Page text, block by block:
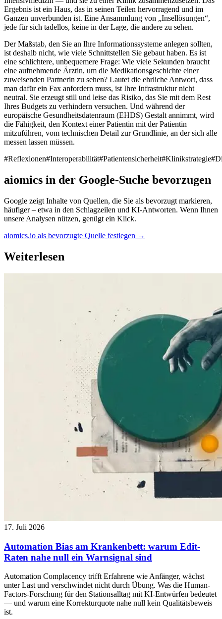
Ergebnis ist ein Haus, das in seinen Teilen hervorragend und im
Ganzen unverbunden ist. Eine Ansammlung von „Insellösungen“,
jede für sich tadellos, keine in der Lage, die andere zu sehen.
Der Maßstab, den Sie an Ihre Informationssysteme anlegen sollten,
ist deshalb nicht, wie viele Schnittstellen Sie gebaut haben. Es ist
eine schlichtere, unbequemere Frage: Wie viele Sekunden braucht
eine aufnehmende Ärztin, um die Medikationsgeschichte einer
zuweisenden Partnerin zu sehen? Lautet die ehrliche Antwort, dass
man dafür ein Fax anfordern muss, ist Ihre Infrastruktur nicht
neutral. Sie erzeugt still und leise das Risiko, das Sie mit dem Rest
Ihres Budgets zu verhindern versuchen. Und während der
europäische Gesundheitsdatenraum (EHDS) Gestalt annimmt, wird
die Fähigkeit, den Kontext einer Patientin mit der Patientin
mitzuführen, vom technischen Detail zur Grundlinie, an der sich alle
messen lassen müssen.
#Reflexionen#Interoperabilität#Patientensicherheit#Klinikstrategie#
aiomics in der Google-Suche bevorzugen
Google zeigt Inhalte von Quellen, die Sie als bevorzugt markieren,
häufiger – etwa in den Schlagzeilen und KI-Antworten. Wenn Ihnen
unsere Analysen nützen, genügt ein Klick.
aiomics.io als bevorzugte Quelle festlegen →
Weiterlesen
17. Juli 2026
Automation Bias am Krankenbett: warum Edit-
Raten nahe null ein Warnsignal sind
Automation Complacency trifft Erfahrene wie Anfänger, wächst
unter Last und verschwindet nicht durch Übung. Was die Human-
Factors-Forschung für den Stationsalltag mit KI-Entwürfen bedeutet
— und warum eine Korrekturquote nahe null kein Qualitätsbeweis
ist.